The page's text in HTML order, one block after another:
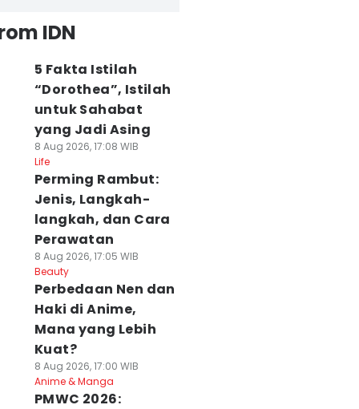
IDN
5 Fakta Istilah
“Dorothea”, Istilah
untuk Sahabat
yang Jadi Asing
8 Aug 2026, 17:08 WIB
Life
Perming Rambut:
Jenis, Langkah-
langkah, dan Cara
Perawatan
8 Aug 2026, 17:05 WIB
Beauty
Perbedaan Nen dan
Haki di Anime,
Mana yang Lebih
Kuat?
8 Aug 2026, 17:00 WIB
Anime & Manga
PMWC 2026: